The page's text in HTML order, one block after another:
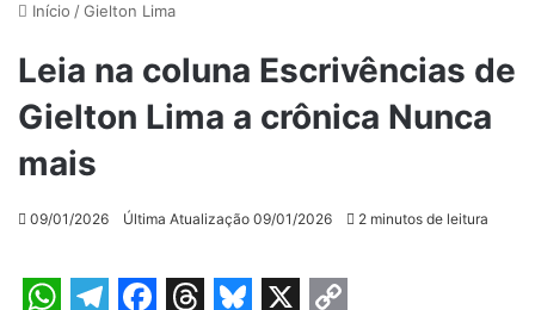
Início /Gielton Lima
Leia na coluna Escrivências de
Gielton Lima a crônica Nunca
mais
09/01/2026 Última Atualização 09/01/2026 2 minutos de leitura